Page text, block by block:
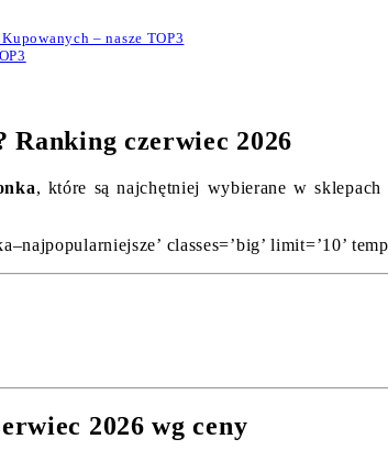
– nasze TOP3
czerwiec 2026
, które są najchętniej wybierane w
classes=’big’ limit=’10’
2026 wg ceny